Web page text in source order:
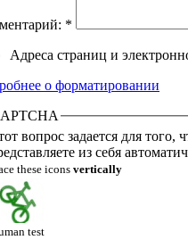
*
Адреса страниц и
о форматировании
вопрос задается для того, чтобы
из себя
these iconsvertically
test